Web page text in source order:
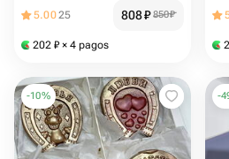
5.0025 808₽ 850₽
202 ₽ × 4 pagos
-10% -